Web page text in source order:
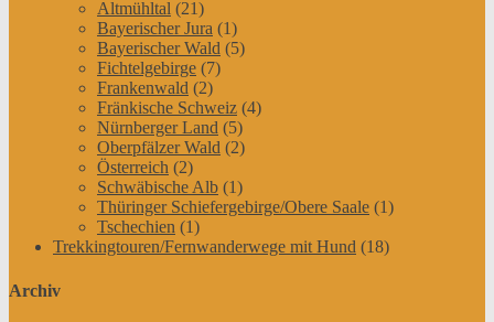
Altmühltal (21)
Bayerischer Jura (1)
Bayerischer Wald (5)
Fichtelgebirge (7)
Frankenwald (2)
Fränkische Schweiz (4)
Nürnberger Land (5)
Oberpfälzer Wald (2)
Österreich (2)
Schwäbische Alb (1)
Thüringer Schiefergebirge/Obere Saale (1)
Tschechien (1)
Trekkingtouren/Fernwanderwege mit Hund (18)
Archiv